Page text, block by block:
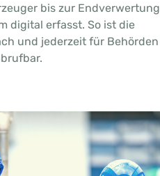
bis zur Endverwertung
digital erfasst. So ist die
und jederzeit für Behörden